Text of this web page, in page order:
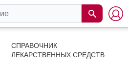
СПРАВОЧНИК
ЛЕКАРСТВЕННЫХ СРЕДСТВ